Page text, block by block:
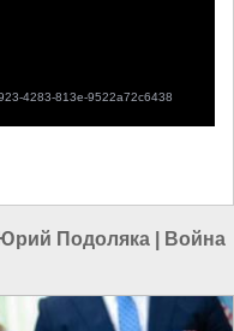
Юрий Подоляка
Война